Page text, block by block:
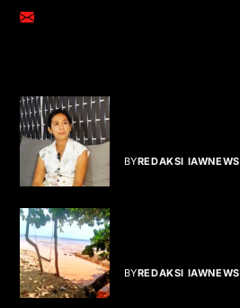
adm@iawnews.com
BYREDAKSI IAWNEWS
BYREDAKSI IAWNEWS